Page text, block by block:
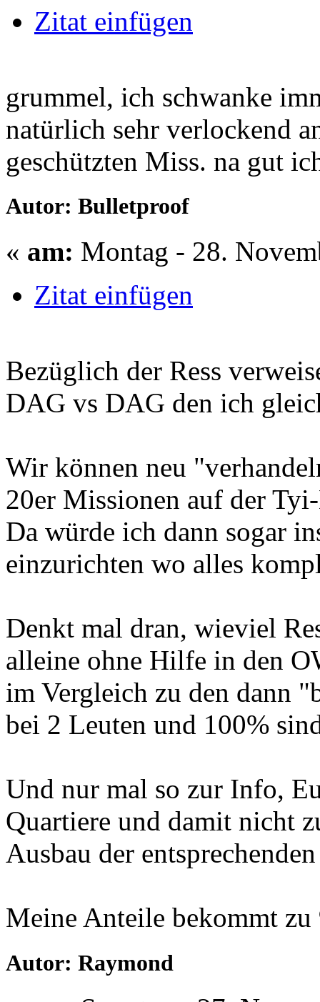
Zitat einfügen
grummel, ich schwanke
natürlich sehr verlockend
geschützten Miss. na gut
Autor: Bulletproof
« am: Montag - 28.
Zitat einfügen
Bezüglich der Ress
DAG vs DAG den ich
Wir können neu
20er Missionen auf der
Da würde ich dann sogar
einzurichten wo alles
Denkt mal dran, wieviel
alleine ohne Hilfe in den
im Vergleich zu den dann
bei 2 Leuten und 100%
Und nur mal so zur Info,
Quartiere und damit nicht
Ausbau der
Meine Anteile bekommt
Autor: Raymond